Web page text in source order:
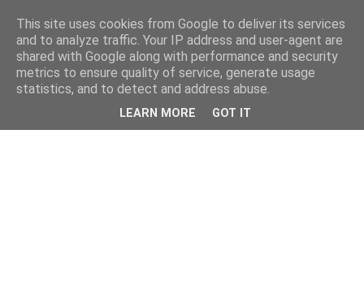
This site uses cookies from Google to deliver its services
and to analyze traffic. Your IP address and user-agent are
shared with Google along with performance and security
metrics to ensure quality of service, generate usage
statistics, and to detect and address abuse.
LEARN MORE GOT IT